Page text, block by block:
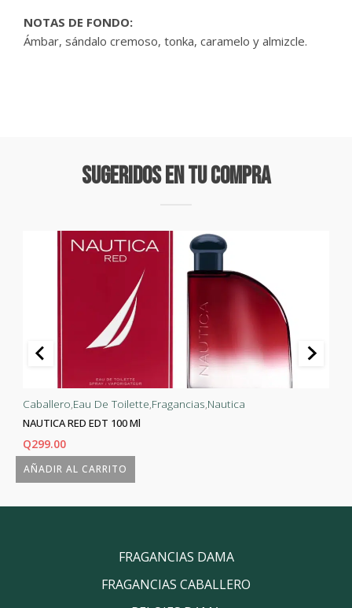
NOTAS DE FONDO:
Ámbar, sándalo cremoso, tonka, caramelo y almizcle.
Sugeridos En Tu Compra
AÑADIR AL CARRITO
Caballero Eau De Toilette Fragancias Nautica
NAUTICA RED EDT 100 Ml
Q299.00
FRAGANCIAS DAMA
FRAGANCIAS CABALLERO